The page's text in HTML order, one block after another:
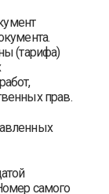
(тарифа)
прав.
самого